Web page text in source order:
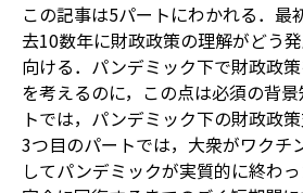
この記事は5パートにわかれる．最
去10数年に財政政策の理解がどう
向ける．パンデミック下で財政政
を考えるのに，この点は必須の背
トでは，パンデミック下の財政政策
3つ目のパートでは，大衆がワクチ
してパンデミックが実質的に終わ